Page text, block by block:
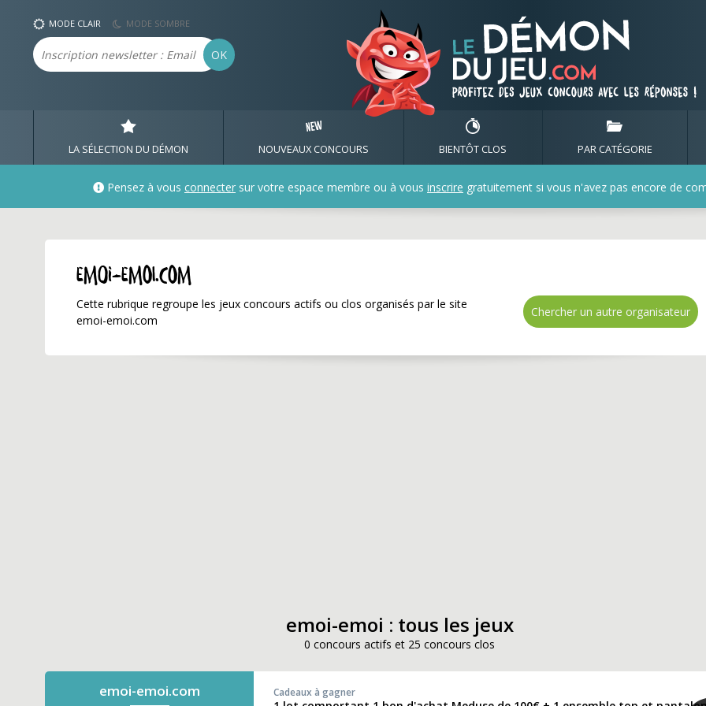
emoi-emoi.com ✅ Gagnez de nombreux
MODE CLAIR MODE SOMBRE
Email OK
LA SÉLECTION DU DÉMON NOUVEAUX CONCOURS BIENTÔT CLOS PAR CATÉGORIE
Pensez à vous connecter sur votre espace membre ou à vous inscrire gratuitement si vous n'avez pas encore de
emoi-emoi.com
Cette rubrique regroupe les jeux concours actifs ou clos organisés par le site
emoi-emoi.com
Chercher un autre organisateur
emoi-emoi : tous les jeux
0 concours actifs et 25 concours clos
emoi-emoi.com Cadeaux à gagner